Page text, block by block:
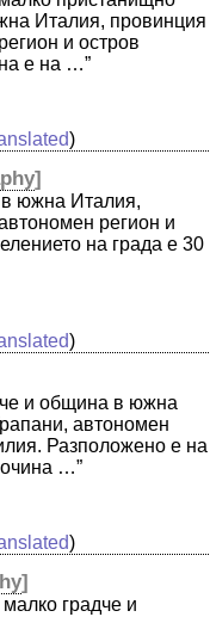
Италия, провинция
и остров
е на …”
)
]
южна Италия,
регион и
на града е 30
)
и община в южна
автономен
Разположено е на
…”
)
]
градче и